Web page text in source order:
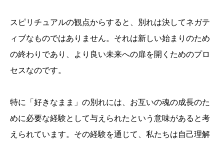
スピリチュアルの観点からすると、別れは決してネガテ
ィブなものではありません。それは新しい始まりのため
の終わりであり、より良い未来への扉を開くためのプロ
セスなのです。
特に「好きなまま」の別れには、お互いの魂の成長のた
めに必要な経験として与えられたという意味があると考
えられています。その経験を通じて、私たちは自己理解